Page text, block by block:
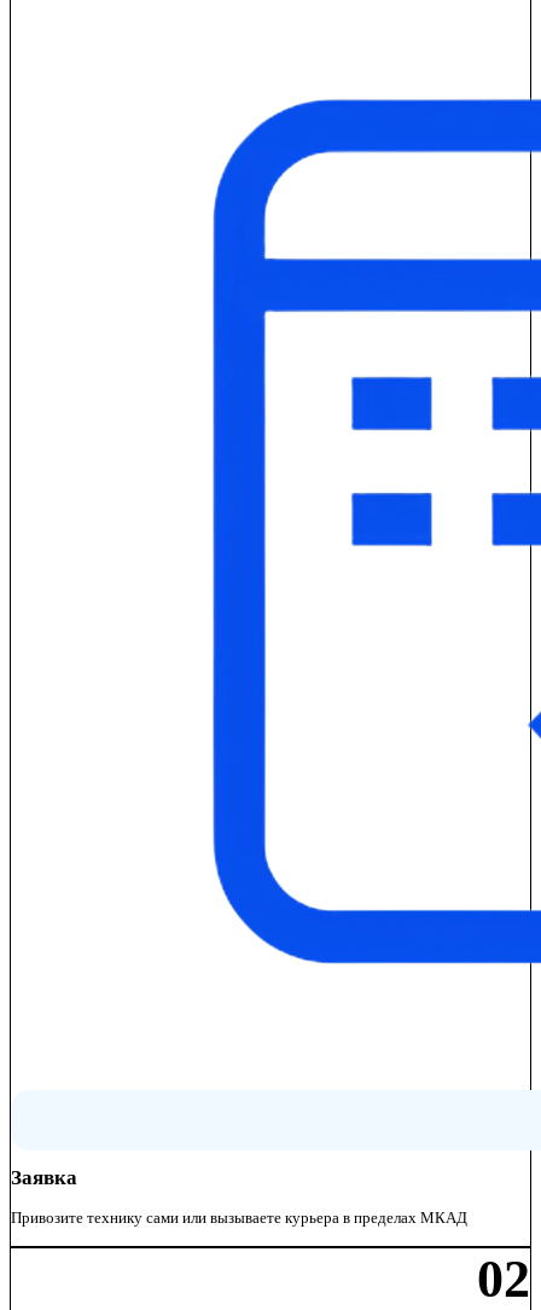
Заявка
Привозите технику сами или вызываете курьера в пределах МКАД
02